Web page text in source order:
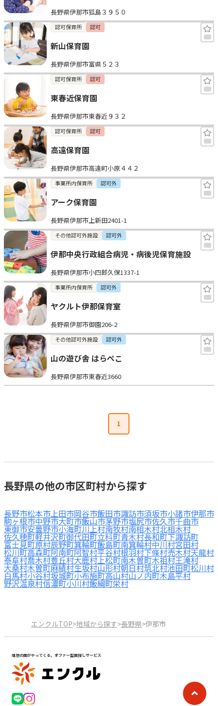
長野県伊那市狐島３９５０
認可保育所 認可
新山保育園
長野県伊那市富県５２３
認可保育所 認可
東春近保育園
長野県伊那市東春近９３２
認可保育所 認可
高遠保育園
長野県伊那市高遠町小原４４２
事業所内保育所 認可外
アーク保育園
長野県伊那市上新田2401-1
その他認可外施設 認可外
伊那中央行政組合病児・病後児保育施設
長野県伊那市小四郎久保1337-1
事業所内保育所 認可外
ヤクルト伊那保育室
長野県伊那市御園206-2
その他認可外施設 認可外
山の遊び舎 はらぺこ
長野県伊那市東春近3660
1
長野県の他の市区町村から探す
長野市松本市上田市岡谷市飯田市諏訪市須坂市小諸市伊那市
駒ヶ根市中野市大町市飯山市茅野市塩尻市佐久市千曲市
東御市安曇野市小海町川上村南牧村南相木村北相木村
佐久穂町軽井沢町御代田町立科町青木村長和町下諏訪町
富士見町原村辰野町箕輪町飯島町南箕輪村中川村宮田村
松川町高森町阿南町阿智村平谷村根羽村下條村売木村天龍村
泰阜村喬木村豊丘村大鹿村上松町南木曽町木祖村王滝村
大桑村木曽町麻績村生坂村山形村朝日村筑北村池田町松川村
白馬村小谷村坂城町小布施町高山村山ノ内町木島平村
野沢温泉村信濃町小川村飯綱町栄村
エンクルTOP>地域から探す>長野県>伊那市
理想の園がやってくる。オファー型園探しサービス